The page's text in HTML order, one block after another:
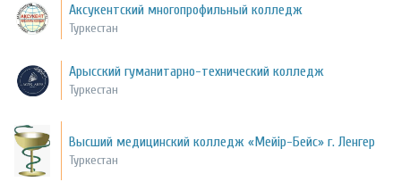
Аксукентский многопрофильный колледж
Туркестан
Арысский гуманитарно-технический колледж
Туркестан
Высший медицинский колледж «Мейір-Бейс» г. Ленгер
Туркестан